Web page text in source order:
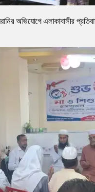
অভিযোগে এলাকাবাসীর